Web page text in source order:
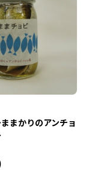
まかりのアンチョ